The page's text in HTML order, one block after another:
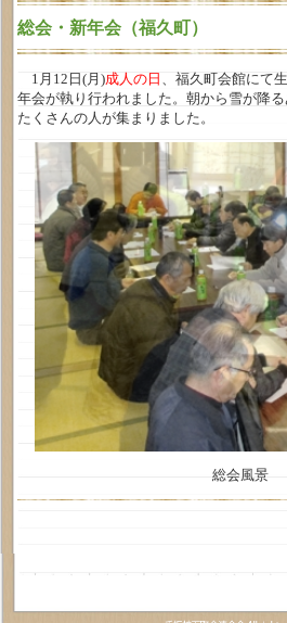
総会・新年会（福久町）
1月12日(月)成人の日 、福久町会館にて
年会が執り行われました。朝から雪が降る
たくさんの人が集まりました。
総会風景